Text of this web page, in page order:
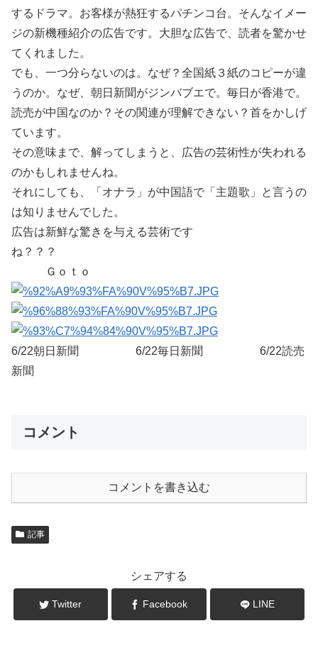
するドラマ。お客様が熱狂するパチンコ台。そんなイメー
ジの新機種紹介の広告です。大胆な広告で、読者を驚かせ
てくれました。
でも、一つ分らないのは。なぜ？全国紙３紙のコピーが違
うのか。なぜ、朝日新聞がジンバブエで。毎日が香港で。
読売が中国なのか？その関連が理解できない？首をかしげ
ています。
その意味まで、解ってしまうと、広告の芸術性が失われる
のかもしれませんね。
それにしても、「オナラ」が中国語で「主題歌」と言うの
は知りませんでした。
広告は新鮮な驚きを与える芸術です
ね？？？
Ｇｏｔｏ
6/22朝日新聞 6/22毎日新聞 6/22読売
新聞
コメント
コメントを書き込む
記事
シェアする
Twitter Facebook LINE